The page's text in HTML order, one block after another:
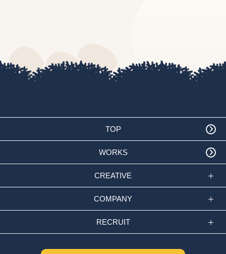
TOP
WORKS
CREATIVE
COMPANY
RECRUIT